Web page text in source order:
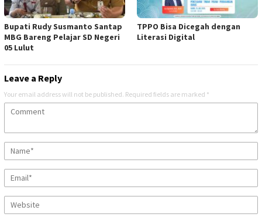
Bupati Rudy Susmanto Santap
MBG Bareng Pelajar SD Negeri
05 Lulut
TPPO Bisa Dicegah dengan
Literasi Digital
Leave a Reply
Your email address will not be published. Required fields are marked *